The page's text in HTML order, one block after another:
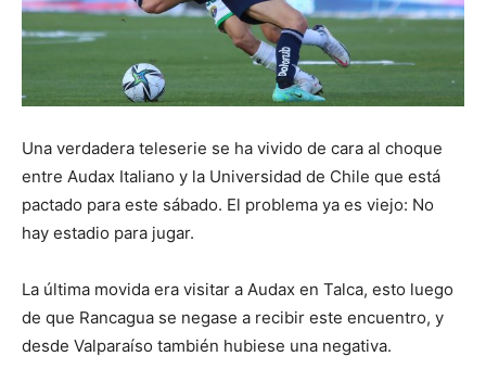
Una verdadera teleserie se ha vivido de cara al choque
entre Audax Italiano y la Universidad de Chile que está
pactado para este sábado. El problema ya es viejo: No
hay estadio para jugar.
La última movida era visitar a Audax en Talca, esto luego
de que Rancagua se negase a recibir este encuentro, y
desde Valparaíso también hubiese una negativa.